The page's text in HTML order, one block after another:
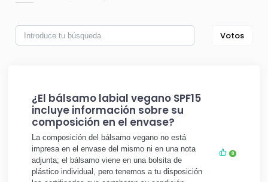
Votos
¿El bálsamo labial vegano SPF15
incluye información sobre su
composición en el envase?
La composición del bálsamo vegano no está
impresa en el envase del mismo ni en una nota
adjunta; el bálsamo viene en una bolsita de
plástico individual, pero tenemos a tu disposición
0